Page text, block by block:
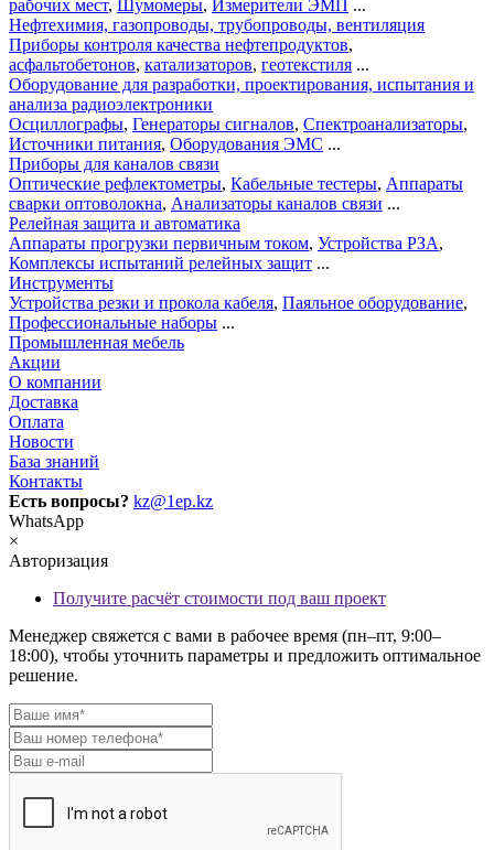
рабочих мест, Шумомеры, Измерители ЭМП ...
Нефтехимия, газопроводы, трубопроводы, вентиляция
Приборы контроля качества нефтепродуктов,
асфальтобетонов, катализаторов, геотекстиля ...
Оборудование для разработки, проектирования, испытания и
анализа радиоэлектроники
Осциллографы, Генераторы сигналов, Спектроанализаторы,
Источники питания, Оборудования ЭМС ...
Приборы для каналов связи
Оптические рефлектометры, Кабельные тестеры, Аппараты
сварки оптоволокна, Анализаторы каналов связи ...
Релейная защита и автоматика
Аппараты прогрузки первичным током, Устройства РЗА,
Комплексы испытаний релейных защит ...
Инструменты
Устройства резки и прокола кабеля, Паяльное оборудование,
Профессиональные наборы ...
Промышленная мебель
Акции
О компании
Доставка
Оплата
Новости
База знаний
Контакты
Есть вопросы? kz@1ep.kz
WhatsApp
×
Авторизация
Получите расчёт стоимости под ваш проект
Менеджер свяжется с вами в рабочее время (пн–пт, 9:00–
18:00), чтобы уточнить параметры и предложить оптимальное
решение.